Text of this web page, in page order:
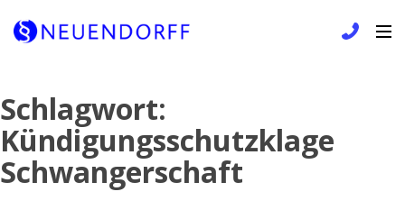
to
content
Schlagwort:
Kündigungsschutzklage
Schwangerschaft